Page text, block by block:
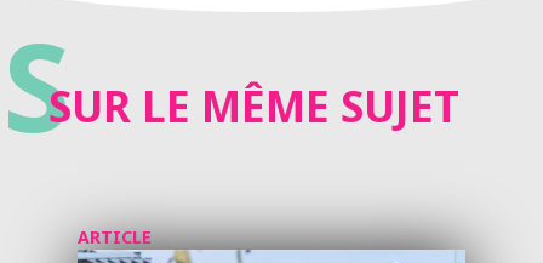
SSUR LE MÊME SUJET
ARTICLE